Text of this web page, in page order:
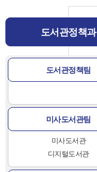
도서관정책과
도서관정책팀
미사도서관팀
미사도서관
디지털도서관